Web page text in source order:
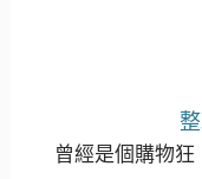
曾經是個購物